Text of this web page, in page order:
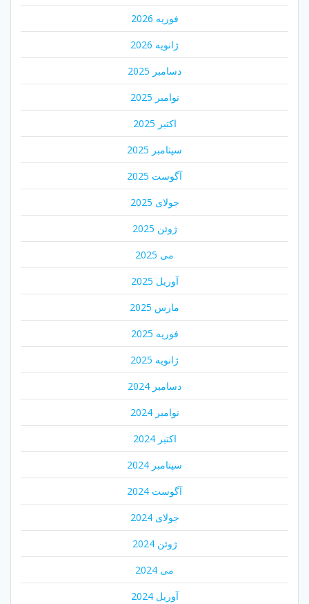
فوریه 2026
ژانویه 2026
دسامبر 2025
نوامبر 2025
اکتبر 2025
سپتامبر 2025
آگوست 2025
جولای 2025
ژوئن 2025
می 2025
آوریل 2025
مارس 2025
فوریه 2025
ژانویه 2025
دسامبر 2024
نوامبر 2024
اکتبر 2024
سپتامبر 2024
آگوست 2024
جولای 2024
ژوئن 2024
می 2024
آوریل 2024